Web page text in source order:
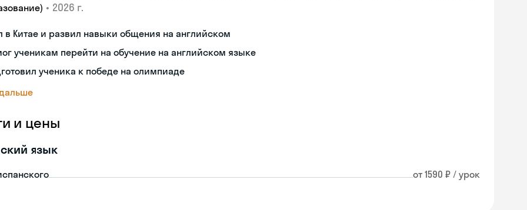
• 2026 г.
в Китае и развил навыки общения на английском
ученикам перейти на обучение на английском языке
ученика к победе на олимпиаде
и цены
язык
от 1590 ₽ / урок